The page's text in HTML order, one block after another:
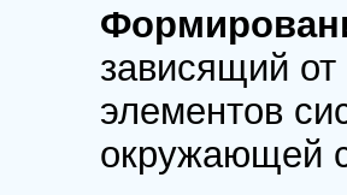
зависящий
элементов
окружающей